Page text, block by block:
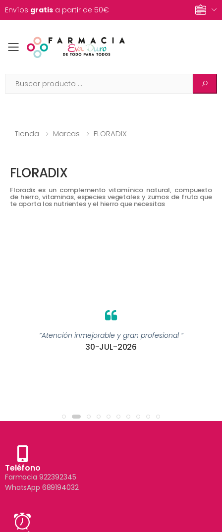
Envíos gratis a partir de 50€
Toggle mobile menu
Tienda Marcas FLORADIX
FLORADIX
Floradix es un complemento vitamínico natural, compuesto
de hierro, vitaminas, especies vegetales y zumos de fruta que
te aporta los nutrientes y el hierro que necesitas
“Atención inmejorable y gran profesional ”
30-JUL-2026
Teléfono
Farmacia 922392345
WhatsApp 689194032